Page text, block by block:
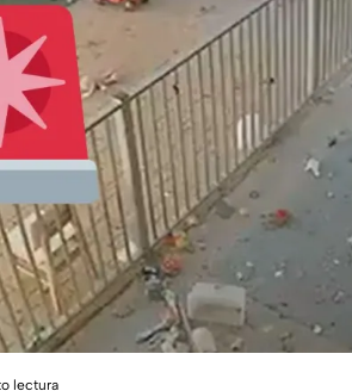
lectura